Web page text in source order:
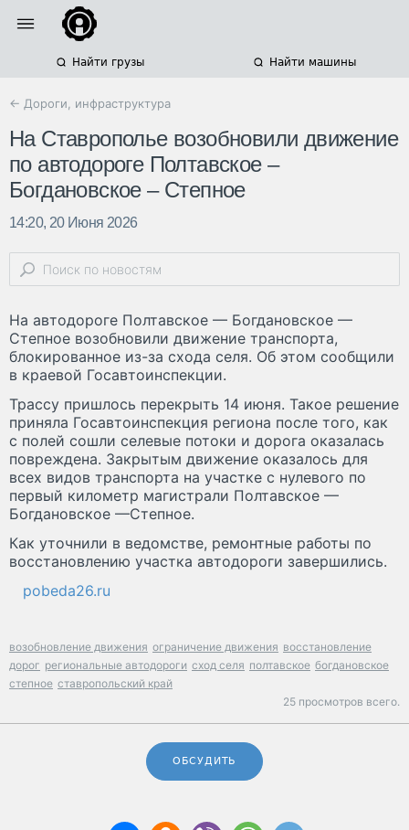
Найти грузы Найти машины
← Дороги, инфраструктура
На Ставрополье возобновили движение
по автодороге Полтавское –
Богдановское – Степное
14:20, 20 Июня 2026
На автодороге Полтавское — Богдановское —
Степное возобновили движение транспорта,
блокированное из-за схода селя. Об этом сообщили
в краевой Госавтоинспекции.
Трассу пришлось перекрыть 14 июня. Такое решение
приняла Госавтоинспекция региона после того, как
с полей сошли селевые потоки и дорога оказалась
повреждена. Закрытым движение оказалось для
всех видов транспорта на участке с нулевого по
первый километр магистрали Полтавское —
Богдановское —Степное.
Как уточнили в ведомстве, ремонтные работы по
восстановлению участка автодороги завершились.
pobeda26.ru
возобновление движения ограничение движения восстановление
дорог региональные автодороги сход селя полтавское богдановское
степное ставропольский край
25 просмотров всего.
ОБСУДИТЬ